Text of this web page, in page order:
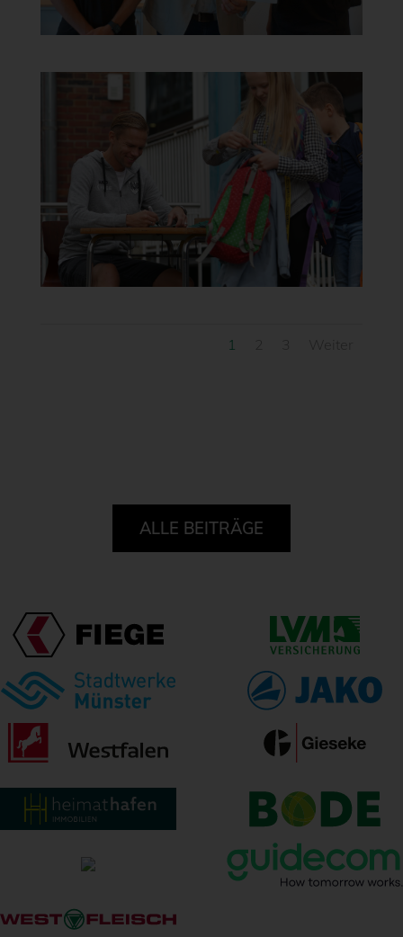
1
ALLE BEITRÄGE